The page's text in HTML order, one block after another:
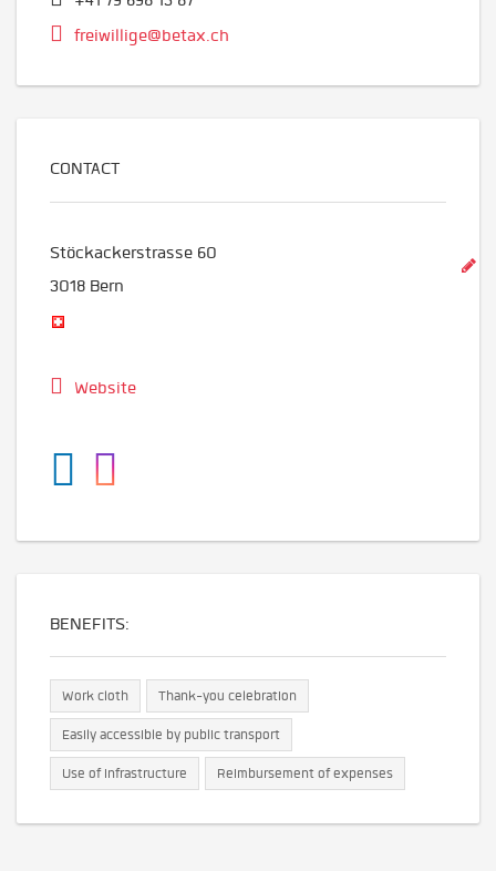
freiwillige@betax.ch
CONTACT
Stöckackerstrasse 60
3018 Bern
Website
BENEFITS:
Work cloth Thank-you celebration
Easily accessible by public transport
Use of infrastructure Reimbursement of expenses